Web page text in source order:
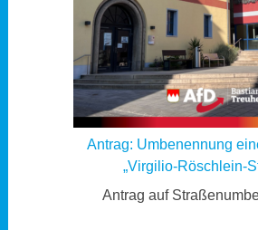
Antrag: Umbenennung
„Virgilio-Röschlein-
Antrag auf